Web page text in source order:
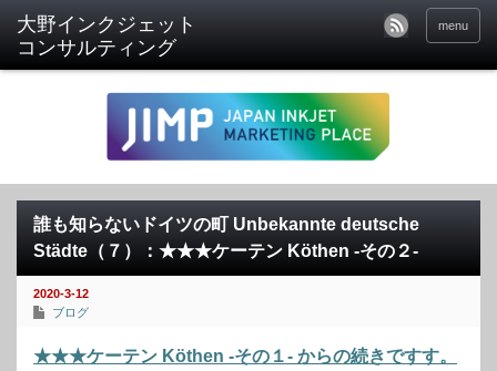
menu
誰も知らないドイツの町 Unbekannte deutsche
Städte（７）：★★★ケーテン Köthen -その２-
2020-3-12
ブログ
★★★ケーテン Köthen -その１- からの続きですす。